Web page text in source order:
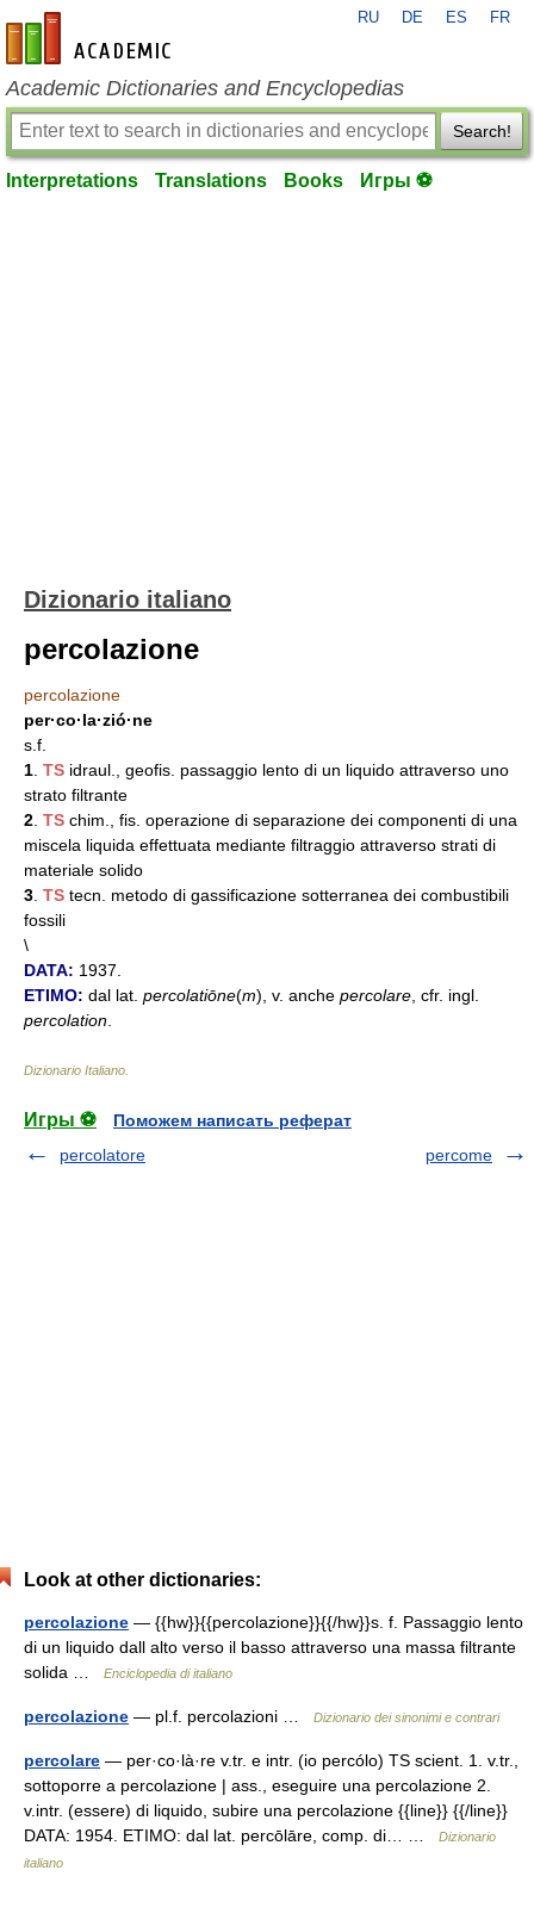
en-academic.com
RU DE ES FR
Academic Dictionaries and Encyclopedias
Search!
Interpretations Translations Books Игры ⚽
Dizionario italiano
percolazione
percolazione
per·co·la·zió·ne
s.f.
1 TS idraul., geofis. passaggio lento di un liquido attraverso uno
strato filtrante
2 TS chim., fis. operazione di separazione dei componenti di una
miscela liquida effettuata mediante filtraggio attraverso strati di
materiale solido
3 TS tecn. metodo di gassificazione sotterranea dei combustibili
fossili
\
DATA: 1937.
ETIMO: dal lat. percolatiōne(m), v. anche percolare , cfr. ingl.
percolation
Dizionario Italiano
Игры ⚽
Поможем написать реферат
percolatore
percome
Look at other dictionaries:
percolazione — {{hw}}{{percolazione}}{{/hw}}s. f. Passaggio lento
di un liquido dall alto verso il basso attraverso una massa filtrante
solida …
Enciclopedia di italiano
percolazione — pl.f. percolazioni … Dizionario dei sinonimi e contrari
percolare — per·co·là·re v.tr. e intr. (io percólo) TS scient. 1. v.tr.,
sottoporre a percolazione | ass., eseguire una percolazione 2.
v.intr. (essere) di liquido, subire una percolazione {{line}} {{/line}}
DATA: 1954. ETIMO: dal lat. percōlāre, comp. di… …
Dizionario
italiano